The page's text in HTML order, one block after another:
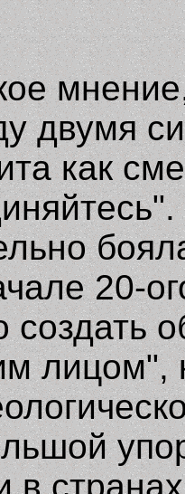
двумя
как
20-
создать